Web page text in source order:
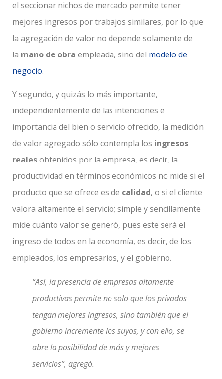
el seccionar nichos de mercado permite tener
mejores ingresos por trabajos similares, por lo que
la agregación de valor no depende solamente de
la mano de obra empleada, sino del modelo de
negocio.
Y segundo, y quizás lo más importante,
independientemente de las intenciones e
importancia del bien o servicio ofrecido, la medición
de valor agregado sólo contempla los ingresos
realesobtenidos por la empresa, es decir, la
productividad en términos económicos no mide si el
producto que se ofrece es de calidad, o si el cliente
valora altamente el servicio; simple y sencillamente
mide cuánto valor se generó, pues este será el
ingreso de todos en la economía, es decir, de los
empleados, los empresarios, y el gobierno.
“Así, la presencia de empresas altamente
productivas permite no solo que los privados
tengan mejores ingresos, sino también que el
gobierno incremente los suyos, y con ello, se
abre la posibilidad de más y mejores
servicios”, agregó.